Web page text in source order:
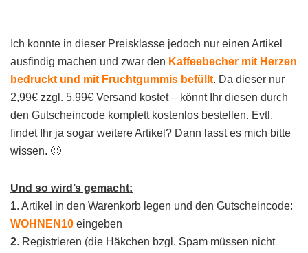
Ich konnte in dieser Preisklasse jedoch nur einen Artikel
ausfindig machen und zwar den Kaffeebecher mit Herzen
bedruckt und mit Fruchtgummis befüllt. Da dieser nur
2,99€ zzgl. 5,99€ Versand kostet – könnt Ihr diesen durch
den Gutscheincode komplett kostenlos bestellen. Evtl.
findet Ihr ja sogar weitere Artikel? Dann lasst es mich bitte
wissen. 🙂
Und so wird’s gemacht:
1. Artikel in den Warenkorb legen und den Gutscheincode:
WOHNEN10 eingeben
2. Registrieren (die Häkchen bzgl. Spam müssen nicht